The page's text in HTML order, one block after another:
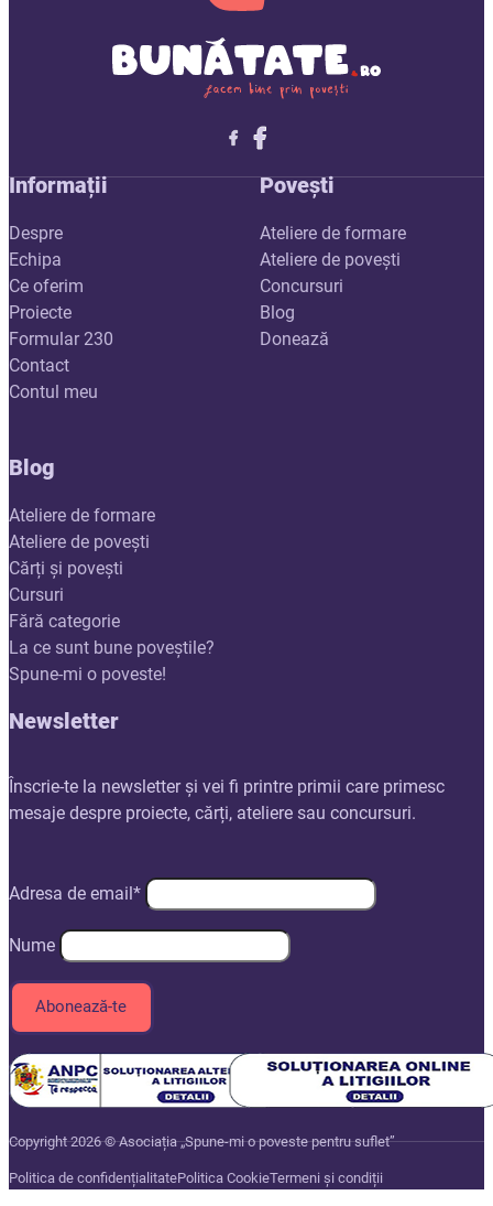
Follow me on X
Follow me on LinkedIn
Follow me on X
Informații
Despre
Echipa
Ce oferim
Proiecte
Formular 230
Contact
Contul meu
Povești
Ateliere de formare
Ateliere de povești
Concursuri
Blog
Donează
Blog
Ateliere de formare
Ateliere de povești
Cărți și povești
Cursuri
Fără categorie
La ce sunt bune poveștile?
Spune-mi o poveste!
Newsletter
Înscrie-te la newsletter și vei fi printre primii care primesc
mesaje despre proiecte, cărți, ateliere sau concursuri.
Adresa de email*
Nume
Copyright 2026 © Asociația „Spune-mi o poveste pentru suflet”
Politica de confidențialitatePolitica CookieTermeni și condiții